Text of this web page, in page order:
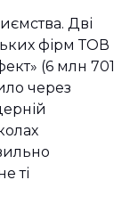
Дві
фірм ТОВ
(6 млн 701
через
ті